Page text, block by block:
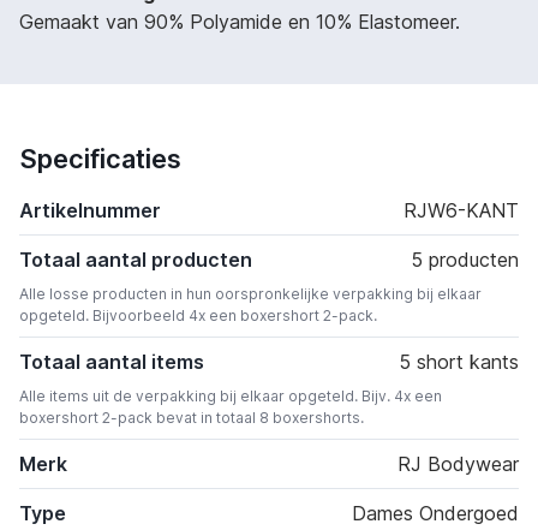
Gemaakt van 90% Polyamide en 10% Elastomeer.
Specificaties
Artikelnummer RJW6-KANT
Totaal aantal producten 5 producten
Alle losse producten in hun oorspronkelijke verpakking bij elkaar
opgeteld. Bijvoorbeeld 4x een boxershort 2-pack.
Totaal aantal items 5 short kants
Alle items uit de verpakking bij elkaar opgeteld. Bijv. 4x een
boxershort 2-pack bevat in totaal 8 boxershorts.
Merk RJ Bodywear
Type Dames Ondergoed